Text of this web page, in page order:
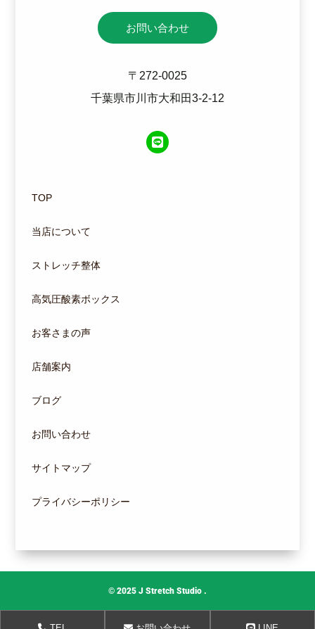
お問い合わせ
〒272-0025
千葉県市川市大和田3-2-12
TOP
当店について
ストレッチ整体
高気圧酸素ボックス
お客さまの声
店舗案内
ブログ
お問い合わせ
サイトマップ
プライバシーポリシー
© 2025 J Stretch Studio .